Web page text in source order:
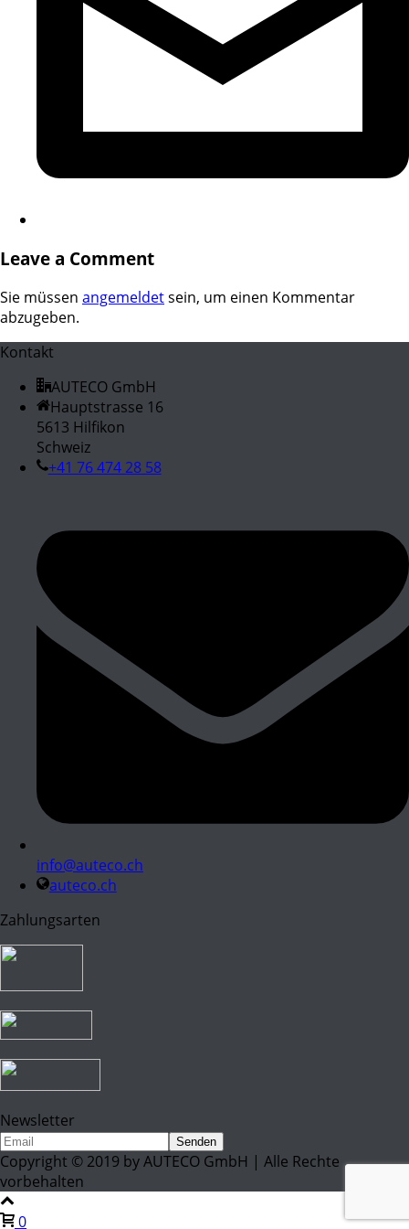
Leave a Comment
Sie müssen angemeldetsein, um einen Kommentar
abzugeben.
Kontakt
AUTECO GmbH
Hauptstrasse 16
5613 Hilfikon
Schweiz
+41 76 474 28 58
info@auteco.ch
auteco.ch
Zahlungsarten
Newsletter
Copyright © 2019 by AUTECO GmbH | Alle Rechte
vorbehalten
0